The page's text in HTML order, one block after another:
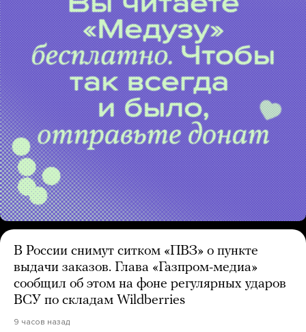
В России снимут ситком «ПВЗ» о пункте
выдачи заказов. Глава «Газпром-медиа»
сообщил об этом на фоне регулярных ударов
ВСУ по складам Wildberries
9 часов назад